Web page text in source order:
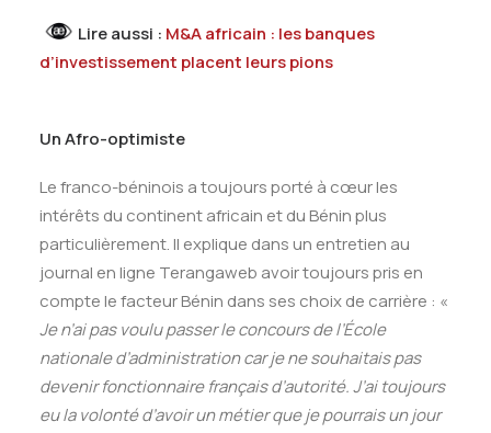
Lire aussi : M&A africain : les banques
d’investissement placent leurs pions
Un Afro-optimiste
Le franco-béninois a toujours porté à cœur les
intérêts du continent africain et du Bénin plus
particulièrement. Il explique dans un entretien au
journal en ligne Terangaweb avoir toujours pris en
compte le facteur Bénin dans ses choix de carrière : «
Je n’ai pas voulu passer le concours de l’École
nationale d’administration car je ne souhaitais pas
devenir fonctionnaire français d’autorité. J’ai toujours
eu la volonté d’avoir un métier que je pourrais un jour